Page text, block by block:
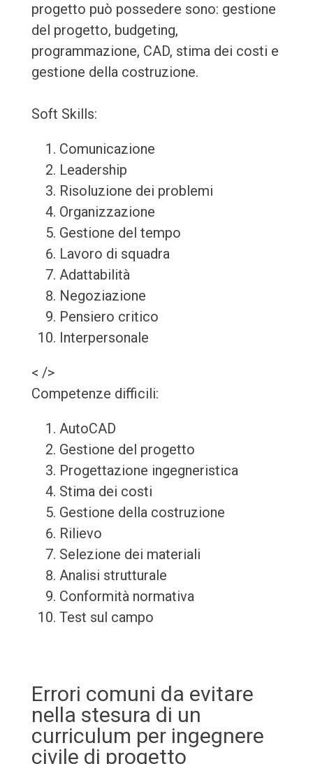
progetto può possedere sono: gestione
del progetto, budgeting,
programmazione, CAD, stima dei costi e
gestione della costruzione.
Soft Skills:
Comunicazione
Leadership
Risoluzione dei problemi
Organizzazione
Gestione del tempo
Lavoro di squadra
Adattabilità
Negoziazione
Pensiero critico
Interpersonale
< />
Competenze difficili:
AutoCAD
Gestione del progetto
Progettazione ingegneristica
Stima dei costi
Gestione della costruzione
Rilievo
Selezione dei materiali
Analisi strutturale
Conformità normativa
Test sul campo
Errori comuni da evitare
nella stesura di un
curriculum per ingegnere
civile di progetto